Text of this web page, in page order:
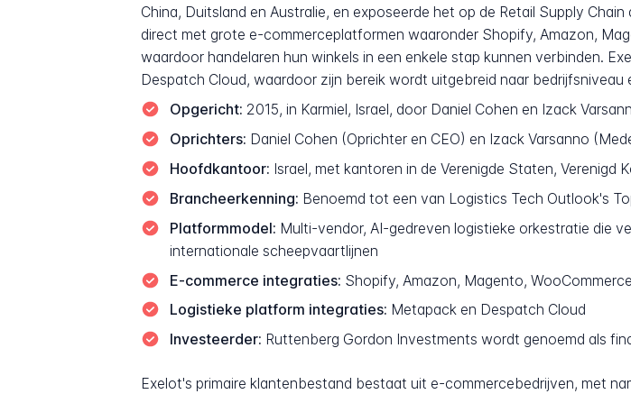
China, Duitsland en Australie, en exposeerde het op de Retail Supply
direct met grote e-commerceplatformen waaronder Shopify, Amazon,
waardoor handelaren hun winkels in een enkele stap kunnen verbinden.
Despatch Cloud, waardoor zijn bereik wordt uitgebreid naar bedrijfsniveau
Opgericht: 2015, in Karmiel, Israel, door Daniel Cohen en Izack
Oprichters: Daniel Cohen (Oprichter en CEO) en Izack Varsanno
Hoofdkantoor: Israel, met kantoren in de Verenigde Staten, Verenigd
Brancheerkenning: Benoemd tot een van Logistics Tech Outlook's
Platformmodel: Multi-vendor, AI-gedreven logistieke orkestratie die
internationale scheepvaartlijnen
E-commerce integraties: Shopify, Amazon, Magento,
Logistieke platform integraties: Metapack en Despatch Cloud
Investeerder: Ruttenberg Gordon Investments wordt genoemd als
Exelot's primaire klantenbestand bestaat uit e-commercebedrijven, met